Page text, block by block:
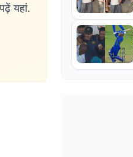
यहां.